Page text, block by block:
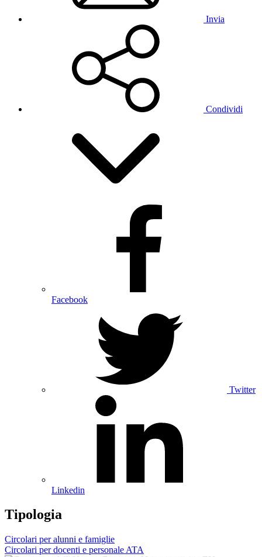
Invia
Condividi
Facebook
Twitter
Linkedin
Tipologia
Circolari per alunni e famiglie
Circolari per docenti e personale ATA